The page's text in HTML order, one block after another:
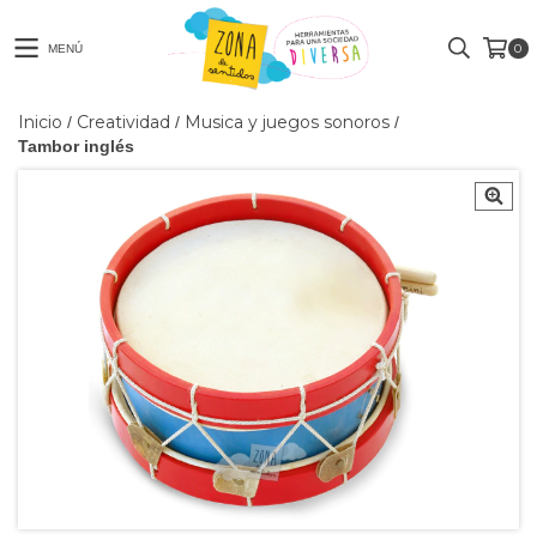
MENÚ 0
Inicio / Creatividad / Musica y juegos sonoros /
Tambor inglés